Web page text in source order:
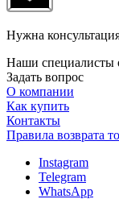
Нужна
Наши специалисты
Задать вопрос
О компании
Как купить
Контакты
Правила возврата
Instagram
Telegram
WhatsApp